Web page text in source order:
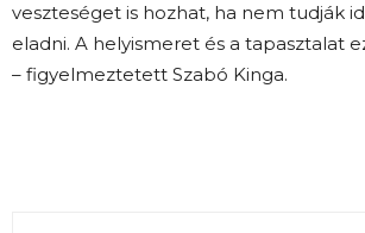
veszteséget is hozhat, ha nem tudják
eladni. A helyismeret és a tapasztalat
– figyelmeztetett Szabó Kinga.